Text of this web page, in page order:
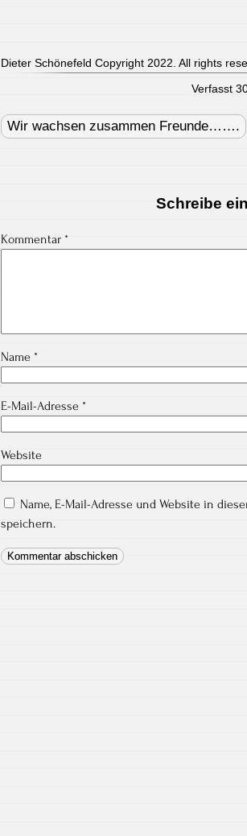
Dieter Schönefeld Copyright 2022. All rights
Verfasst
navigation
Wir wachsen zusammen Freunde…….
Schreibe
Kommentar *
Name *
E-Mail-Adresse *
Website
Name, E-Mail-Adresse und Website in
speichern.